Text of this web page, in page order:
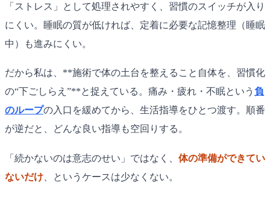
「ストレス」として処理されやすく、習慣のスイッチが入り
にくい。睡眠の質が低ければ、定着に必要な記憶整理（睡眠
中）も進みにくい。
だから私は、**施術で体の土台を整えること自体を、習慣化
の“下ごしらえ”**と捉えている。痛み・疲れ・不眠という 負
のループの入口を緩めてから、生活指導をひとつ渡す。順番
が逆だと、どんな良い指導も空回りする。
「続かないのは意志のせい」ではなく、 体の準備ができてい
ないだけ 、というケースは少なくない。